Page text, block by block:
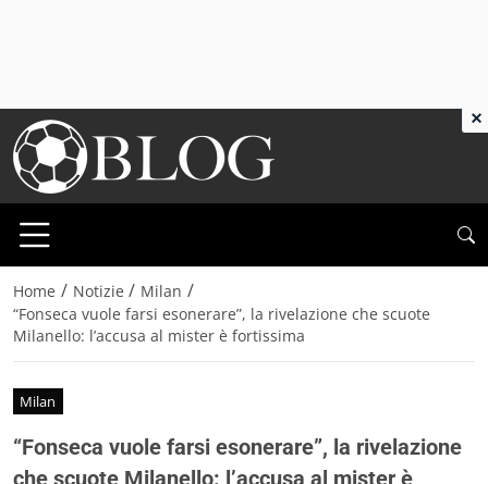
Home / Notizie / Milan /
“Fonseca vuole farsi esonerare”, la rivelazione che scuote
Milanello: l’accusa al mister è fortissima
Milan
“Fonseca vuole farsi esonerare”, la rivelazione
che scuote Milanello: l’accusa al mister è
×